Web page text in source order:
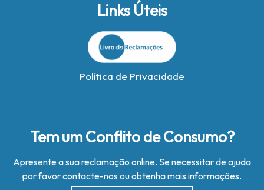
Links Úteis
Política de Privacidade
Tem um Conflito de Consumo?
Apresente a sua reclamação online. Se necessitar de ajuda
por favor contacte-nos ou obtenha mais informações.